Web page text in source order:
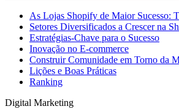
As Lojas Shopify de Maior Sucesso:
Setores Diversificados a Crescer na
Estratégias-Chave para o Sucesso
Inovação no E-commerce
Construir Comunidade em Torno da
Lições e Boas Práticas
Ranking
Digital Marketing